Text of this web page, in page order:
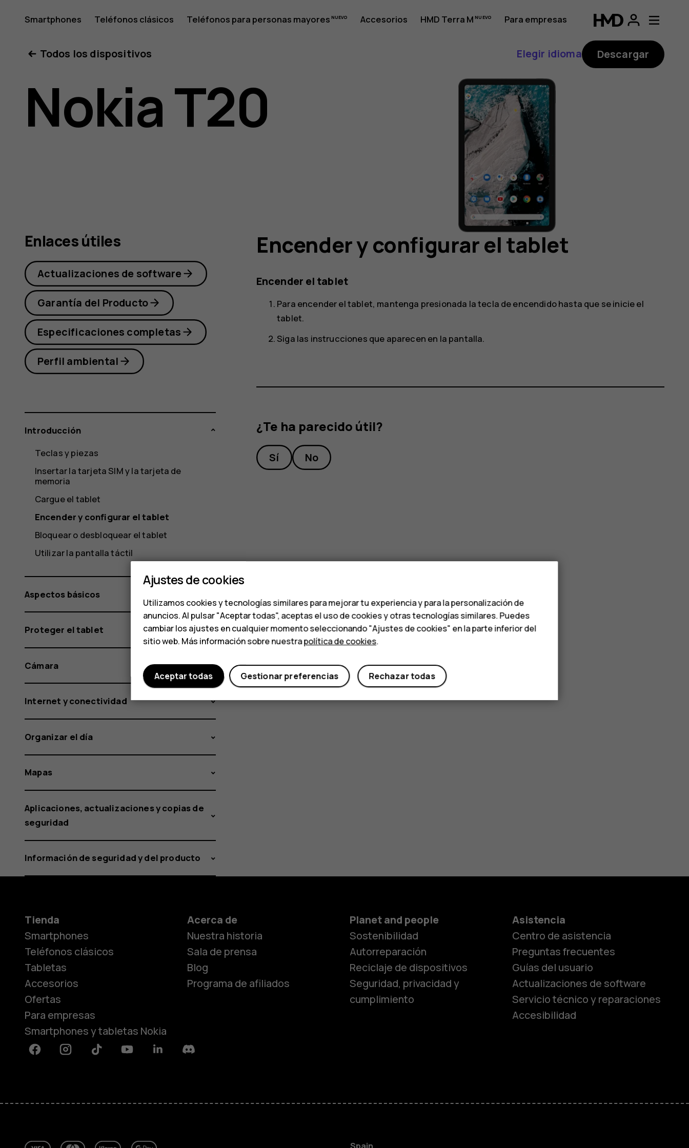
Guía
del
usuario
Nokia
T20
Smartphones Teléfonos clásicos Teléfonos para personas mayores Accesorios HMD Terra M
Para empresas
Smartphones
Teléfonos clásicos
Teléfonos para
HMD Terra M
Todos los dispositivos Elegir idioma Descargar
Nokia T20
Encender y configurar el tablet
Encender el tablet
Para encender el tablet, mantenga presionada la tecla de encendido hasta que se inicie el
tablet.
Siga las instrucciones que aparecen en la pantalla.
¿Te ha parecido útil?
Sí No
Enlaces útiles
Actualizaciones de software
Garantía del Producto
Especificaciones completas
Perfil ambiental
Introducción
Teclas y piezas
Insertar la tarjeta SIM y la tarjeta de
memoria
Cargue el tablet
Encender y configurar el tablet
Bloquear o desbloquear el tablet
Utilizar la pantalla táctil
Aspectos básicos
Proteger el tablet
Cámara
Internet y conectividad
Organizar el día
Mapas
Aplicaciones, actualizaciones y copias de
seguridad
Información de seguridad y del producto
Tienda
Smartphones
Teléfonos clásicos
Tabletas
Accesorios
Ofertas
Para empresas
Smartphones y tabletas Nokia
Acerca de
Nuestra historia
Sala de prensa
Blog
Programa de afiliados
Planet and people
Sostenibilidad
Autorreparación
Reciclaje de dispositivos
Seguridad, privacidad y
cumplimiento
Asistencia
Centro de asistencia
Preguntas frecuentes
Guías del usuario
Actualizaciones de software
Servicio técnico y reparaciones
Accesibilidad
FacebookInstagramTiktok YoutubeLinkedinDiscord
Ajustes de cookies
Utilizamos cookies y tecnologías similares para mejorar tu experiencia y para la personalización de
anuncios. Al pulsar "Aceptar todas", aceptas el uso de cookies y otras tecnologías similares. Puedes
cambiar los ajustes en cualquier momento seleccionando "Ajustes de cookies" en la parte inferior del
sitio web. Más información sobre nuestrapolítica de cookies.
Rechazar todas
Gestionar preferencias
Aceptar todas